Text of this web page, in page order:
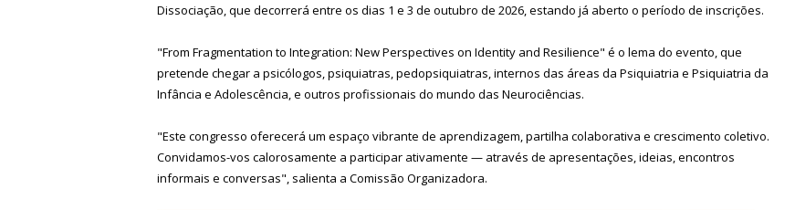
Dissociação, que decorrerá entre os dias 1 e 3 de outubro de 2026, estando já aberto o período de inscrições.
"From Fragmentation to Integration: New Perspectives on Identity and Resilience" é o lema do evento, que
pretende chegar a psicólogos, psiquiatras, pedopsiquiatras, internos das áreas da Psiquiatria e Psiquiatria da
Infância e Adolescência, e outros profissionais do mundo das Neurociências.
"Este congresso oferecerá um espaço vibrante de aprendizagem, partilha colaborativa e crescimento coletivo.
Convidamos-vos calorosamente a participar ativamente — através de apresentações, ideias, encontros
informais e conversas", salienta a Comissão Organizadora.